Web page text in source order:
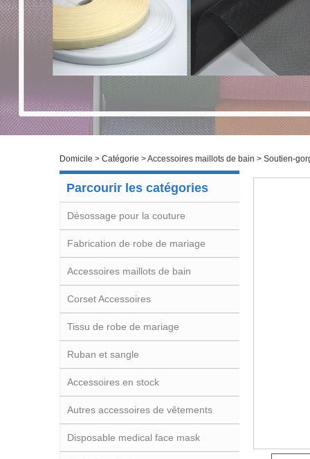
Domicile > Catégorie >Accessoires maillots de bain > Soutien-
Parcourir les catégories
Désossage pour la couture
Fabrication de robe de mariage
Accessoires maillots de bain
Corset Accessoires
Tissu de robe de mariage
Ruban et sangle
Accessoires en stock
Autres accessoires de vêtements
Disposable medical face mask